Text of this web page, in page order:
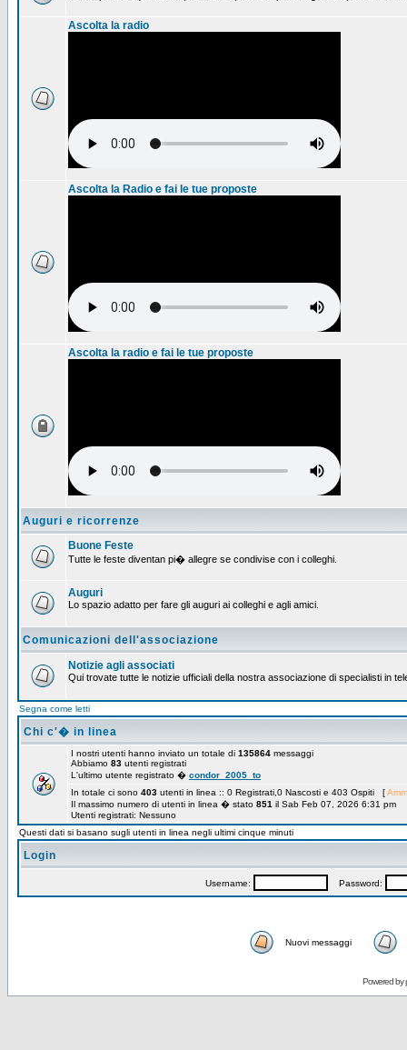
Ascolta la radio
Ascolta la Radio e fai le tue proposte
Ascolta la radio e fai le tue proposte
Auguri e ricorrenze
Buone Feste
Tutte le feste diventan pi� allegre se condivise con i colleghi.
Auguri
Lo spazio adatto per fare gli auguri ai colleghi e agli amici.
Comunicazioni dell'associazione
Notizie agli associati
Qui trovate tutte le notizie ufficiali della nostra associazione di specialisti in
Segna come letti
Chi c'� in linea
I nostri utenti hanno inviato un totale di 135864 messaggi
Abbiamo 83 utenti registrati
L'ultimo utente registrato � condor_2005_to
In totale ci sono 403 utenti in linea :: 0 Registrati,0 Nascosti e 403 Ospiti [
Il massimo numero di utenti in linea � stato 851 il Sab Feb 07, 2026 6:31 pm
Utenti registrati: Nessuno
Questi dati si basano sugli utenti in linea negli ultimi cinque minuti
Login
Username: Password:
Nuovi messaggi
Powered by